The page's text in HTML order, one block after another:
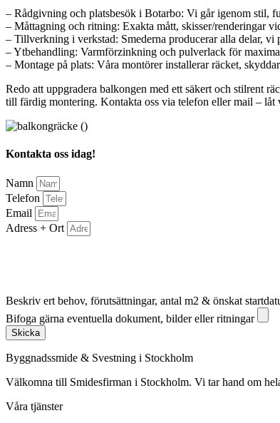
– Rådgivning och platsbesök i Botarbo: Vi går igenom stil,
– Måttagning och ritning: Exakta mått, skisser/renderingar
– Tillverkning i verkstad: Smederna producerar alla delar,
– Ytbehandling: Varmförzinkning och pulverlack för
– Montage på plats: Våra montörer installerar räcket,
Redo att uppgradera balkongen med ett säkert och stilrent
till färdig montering. Kontakta oss via telefon eller mail – låt
Kontakta oss idag!
Namn
Telefon
Email
Adress + Ort
Beskriv ert behov, förutsättningar, antal m2 & önskat
Bifoga gärna eventuella dokument, bilder eller ritningar
Skicka
Byggnadssmide & Svestning i Stockholm
Välkomna till Smidesfirman i Stockholm. Vi tar hand om
Våra tjänster